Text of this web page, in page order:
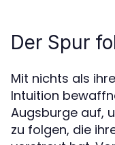
Der Spur
Mit nichts als
Intuition
Augsburge auf,
zu folgen, die